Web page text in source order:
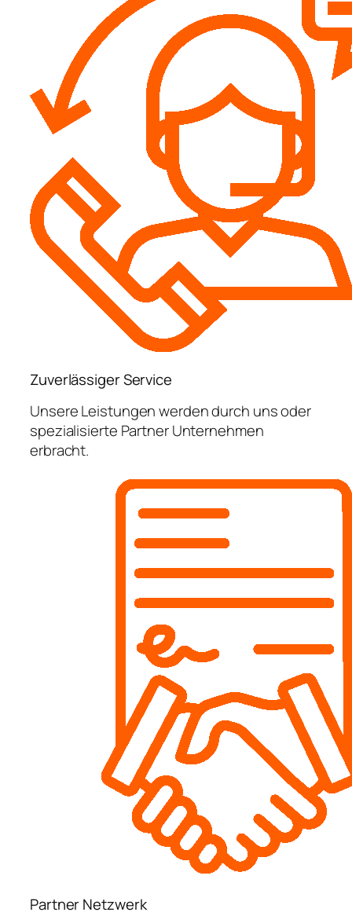
Zuverlässiger Service
Unsere Leistungen werden durch uns oder
spezialisierte Partner Unternehmen
erbracht.
Partner Netzwerk